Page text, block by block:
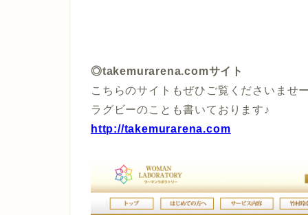
◎takemurarena.comサイト
こちらのサイトもぜひご覧くださいませ
ラグビーのことも書いております♪
http://takemurarena.com